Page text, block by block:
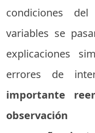
condiciones
variables se
explicaciones
errores de
importante